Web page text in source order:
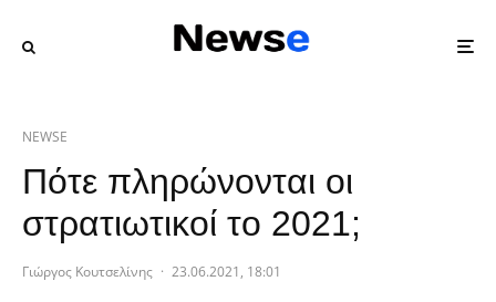
NEWSE
Πότε πληρώνονται οι
στρατιωτικοί το 2021;
Γιώργος Κουτσελίνης · 23.06.2021, 18:01